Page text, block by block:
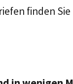
finden